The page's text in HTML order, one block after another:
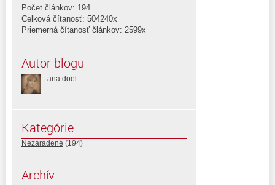
Počet článkov: 194
Celková čítanosť: 504240x
Priemerná čítanosť článkov: 2599x
Autor blogu
ana doel
Kategórie
Nezaradené (194)
Archív